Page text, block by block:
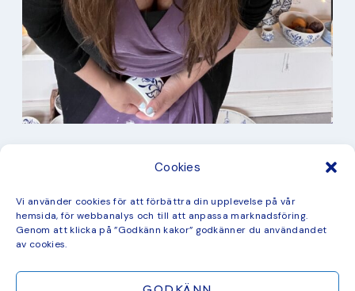
Cookies
Vi använder cookies för att förbättra din upplevelse på vår
hemsida, för webbanalys och till att anpassa marknadsföring.
Genom att klicka på ”Godkänn kakor” godkänner du användandet
av cookies.
Kurser
Måleri
mina favorit recept
Mönster